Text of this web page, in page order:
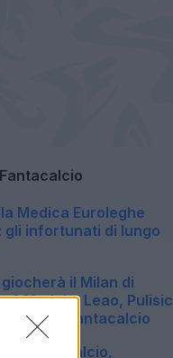
Medica Euroleghe
gli infortunati di lungo
il Milan di
Modulo, Leao, Pulisic
per il Fantacalcio
A e Fantacalcio,